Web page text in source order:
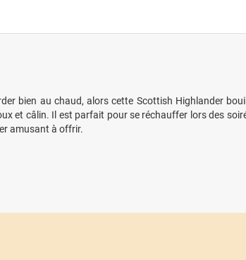
bien au chaud, alors cette Scottish Highlander
et câlin. Il est parfait pour se réchauffer lors des
amusant à offrir.